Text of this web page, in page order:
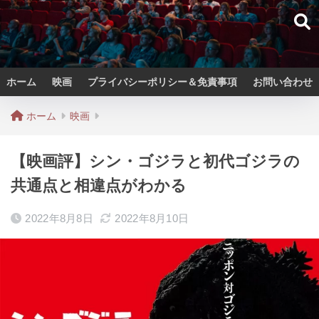
ホーム 映画 プライバシーポリシー＆免責事項 お問い合わせ
ホーム 映画
【映画評】シン・ゴジラと初代ゴジラの
共通点と相違点がわかる
2022年8月8日 2022年8月10日